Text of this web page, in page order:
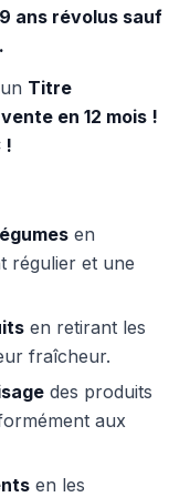
ans révolus sauf
Titre
en 12 mois !
!
en
régulier et une
en retirant les
fraîcheur.
des produits
aux
en les